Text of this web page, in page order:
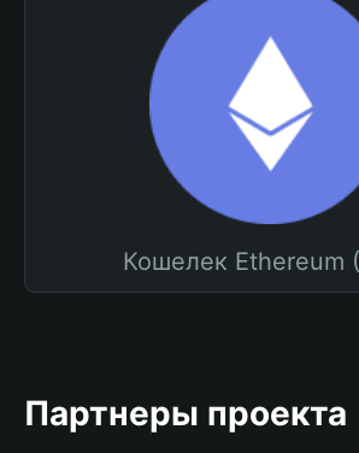
Кошелек Ethereum
Партнеры проекта